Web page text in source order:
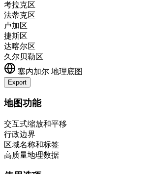
考拉克区
法蒂克区
卢加区
捷斯区
达喀尔区
久尔贝勒区
塞内加尔 地理底图
Export
+
地图功能
交互式缩放和平移
行政边界
区域名称和标签
高质量地理数据